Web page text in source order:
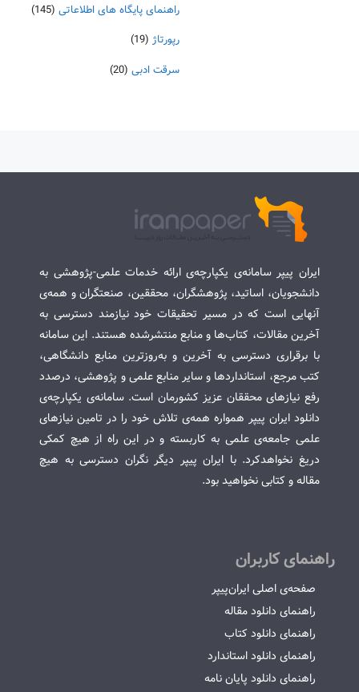
راهنمای پایگاه های اطلاعاتی (145)
رپورتاژ (19)
سرقت ادبی (20)
ایران پیپر سامانه‌ی یکپارچه‌ی ارائه خدمات علمی-پژوهشی به
دانشجویان، اساتید، پژوهشگران، محققین، صنعتگران و همه‌ی
آنهایی است که در مسیر تحقیقات خود نیازمند دسترسی به
آخرین مقالات، کتاب‌ها و منابع منتشرشده هستند. این سامانه
با برقراری دسترسی به آخرین و به‌روزترین منابع دانشگاهی،
کتب مرجع، استانداردها و سایر منابع علمی و پژوهشی، درصدد
رفع نیازهای محققان عزیز کشورمان است. سامانه‌ی یکپارچه‌ی
دانلود ایران پیپر همواره همه‌ی تلاش خود را در تامین نیازهای
علمی جامعه‌ی علمی به کاربسته و در این راه از هیچ کمکی
دریغ نخواهدکرد. با ایران پیپر دیگر نگران دسترسی به هیچ
مقاله و کتابی نخواهید بود.
راهنمای کاربران
صفحه‌ی اصلی ایران‌پیپر
راهنمای دانلود مقاله
راهنمای دانلود کتاب
راهنمای دانلود استاندارد
راهنمای دانلود پایان نامه